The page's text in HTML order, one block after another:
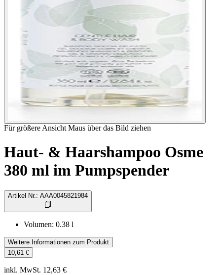
Für größere Ansicht Maus über das Bild ziehen
Haut- & Haarshampoo Osme
380 ml im Pumpspender
Artikel Nr. : AAA0045821984
Volumen: 0.38 l
Weitere Informationen zum Produkt
10,61 €
inkl. MwSt. 12,63 €